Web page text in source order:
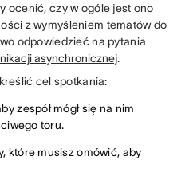
ocenić, czy w ogóle jest ono
z wymyśleniem tematów do
odpowiedzieć na pytania
asynchronicznej.
cel spotkania:
zespół mógł się na nim
toru.
które musisz omówić, aby